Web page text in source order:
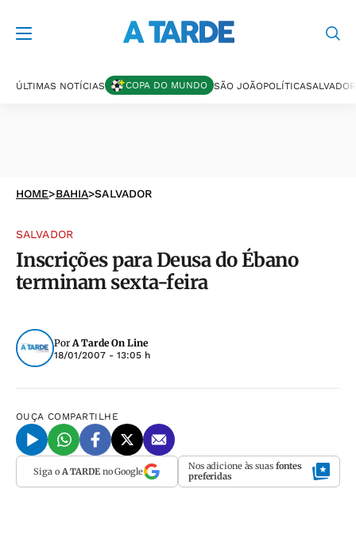
ÚLTIMAS NOTÍCIAS COPA DO MUNDO SÃO JOÃOPOLÍTICASALVADOR
HOME>BAHIA>SALVADOR
SALVADOR
Inscrições para Deusa do Ébano
terminam sexta-feira
PorA Tarde On Line
18/01/2007 - 13:05 h
OUÇA COMPARTILHE
Siga o A TARDEno Google Nos adicione às suas fontes
preferidas